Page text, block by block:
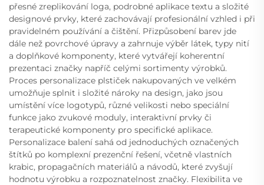
přesné zreplikování loga, podrobné aplikace textu a složité
designové prvky, které zachovávají profesionální vzhled i při
pravidelném používání a čištění. Přizpůsobení barev jde
dále než povrchové úpravy a zahrnuje výběr látek, typy nití
a doplňkové komponenty, které vytvářejí koherentní
prezentaci značky napříč celými sortimenty výrobků.
Proces personalizace plstiček nakupovaných ve velkém
umožňuje splnit i složité nároky na design, jako jsou
umístění více logotypů, různé velikosti nebo speciální
funkce jako zvukové moduly, interaktivní prvky či
terapeutické komponenty pro specifické aplikace.
Personalizace balení sahá od jednoduchých označených
štítků po komplexní prezenční řešení, včetně vlastních
krabic, propagačních materiálů a návodů, které zvyšují
hodnotu výrobku a rozpoznatelnost značky. Flexibilita ve